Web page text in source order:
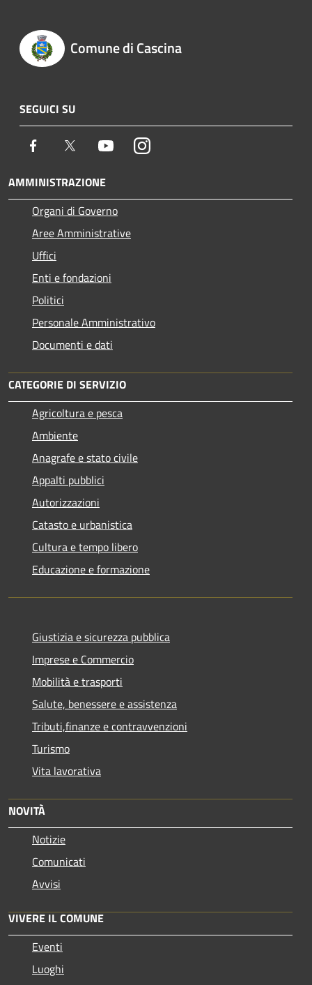
Comune di Cascina
SEGUICI SU
Facebook Twitter YoutubeInstagram
AMMINISTRAZIONE
Organi di Governo
Aree Amministrative
Uffici
Enti e fondazioni
Politici
Personale Amministrativo
Documenti e dati
CATEGORIE DI SERVIZIO
Agricoltura e pesca
Ambiente
Anagrafe e stato civile
Appalti pubblici
Autorizzazioni
Catasto e urbanistica
Cultura e tempo libero
Educazione e formazione
Giustizia e sicurezza pubblica
Imprese e Commercio
Mobilità e trasporti
Salute, benessere e assistenza
Tributi,finanze e contravvenzioni
Turismo
Vita lavorativa
NOVITÀ
Notizie
Comunicati
Avvisi
VIVERE IL COMUNE
Eventi
Luoghi